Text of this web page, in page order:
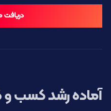
دریافت
آماده رشد کسب